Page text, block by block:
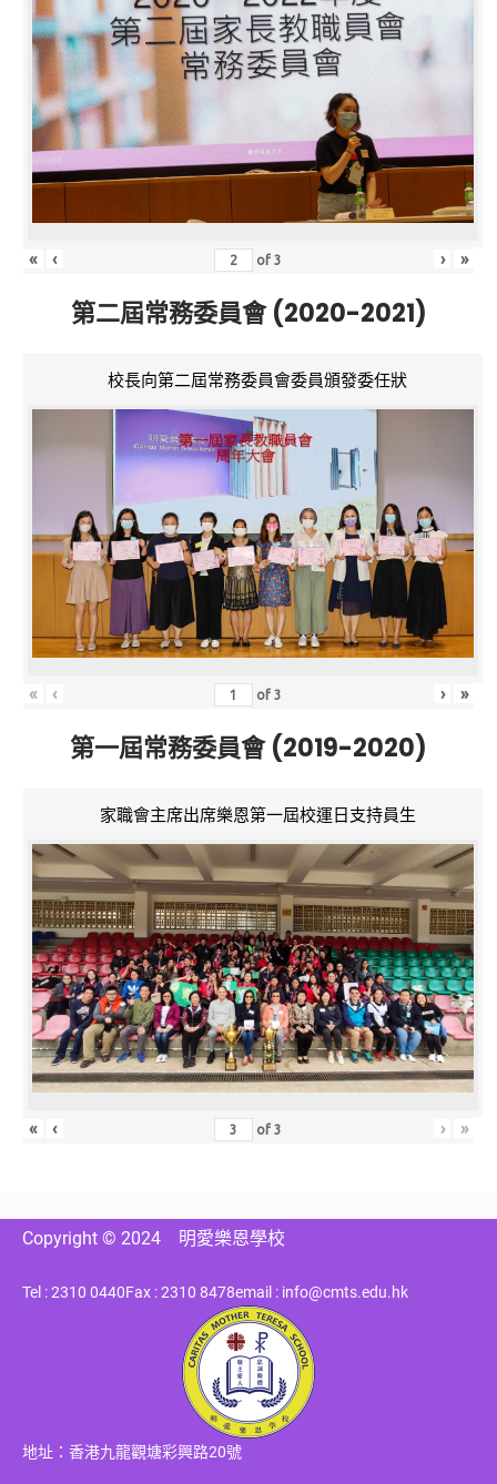
« ‹ of3 › »
第二屆常務委員會 (2020-2021)
校長向第二屆常務委員會委員頒發委任狀
« ‹ of3 › »
第一屆常務委員會 (2019-2020)
家職會主席出席樂恩第一屆校運日支持員生
« ‹ of3 › »
Copyright © 2024 明愛樂恩學校
Tel : 2310 0440Fax : 2310 8478email : info@cmts.edu.hk
地址：香港九龍觀塘彩興路20號